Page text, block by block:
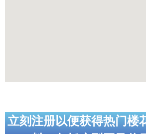
立刻注册以便获得热门楼